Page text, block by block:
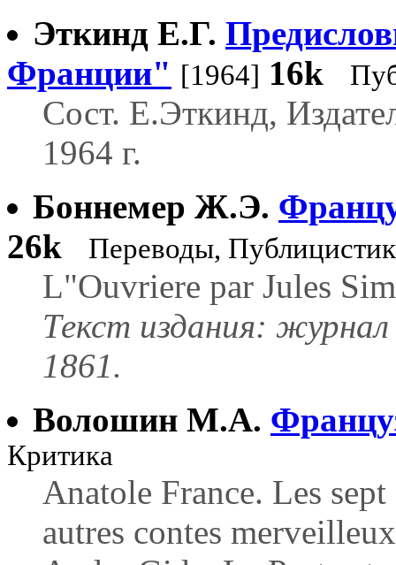
Эткинд Е.Г.
Франции" [1964] 16k
Сост. Е.Эткинд,
1964 г.
Боннемер Ж.Э.
26k
Переводы,
L"Ouvriere par Jules
Текст издания:
1861.
Волошин М.А.
Критика
Anatole France. Les
autres contes